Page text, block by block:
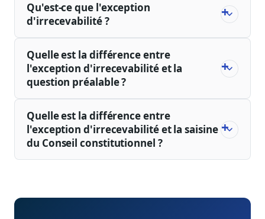
Qu'est-ce que l'exception
d'irrecevabilité ?
Quelle est la différence entre
l'exception d'irrecevabilité et la
question préalable ?
Quelle est la différence entre
l'exception d'irrecevabilité et la saisine
du Conseil constitutionnel ?